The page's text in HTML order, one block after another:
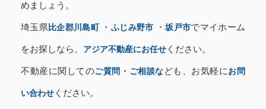
めましょう。
埼玉県比企郡川島町 ・ ふじみ野市 ・坂戸市でマイホーム
をお探しなら、 アジア不動産にお任せ ください。
不動産に関してのご質問・ご相談なども、お気軽にお問
い合わせ ください。